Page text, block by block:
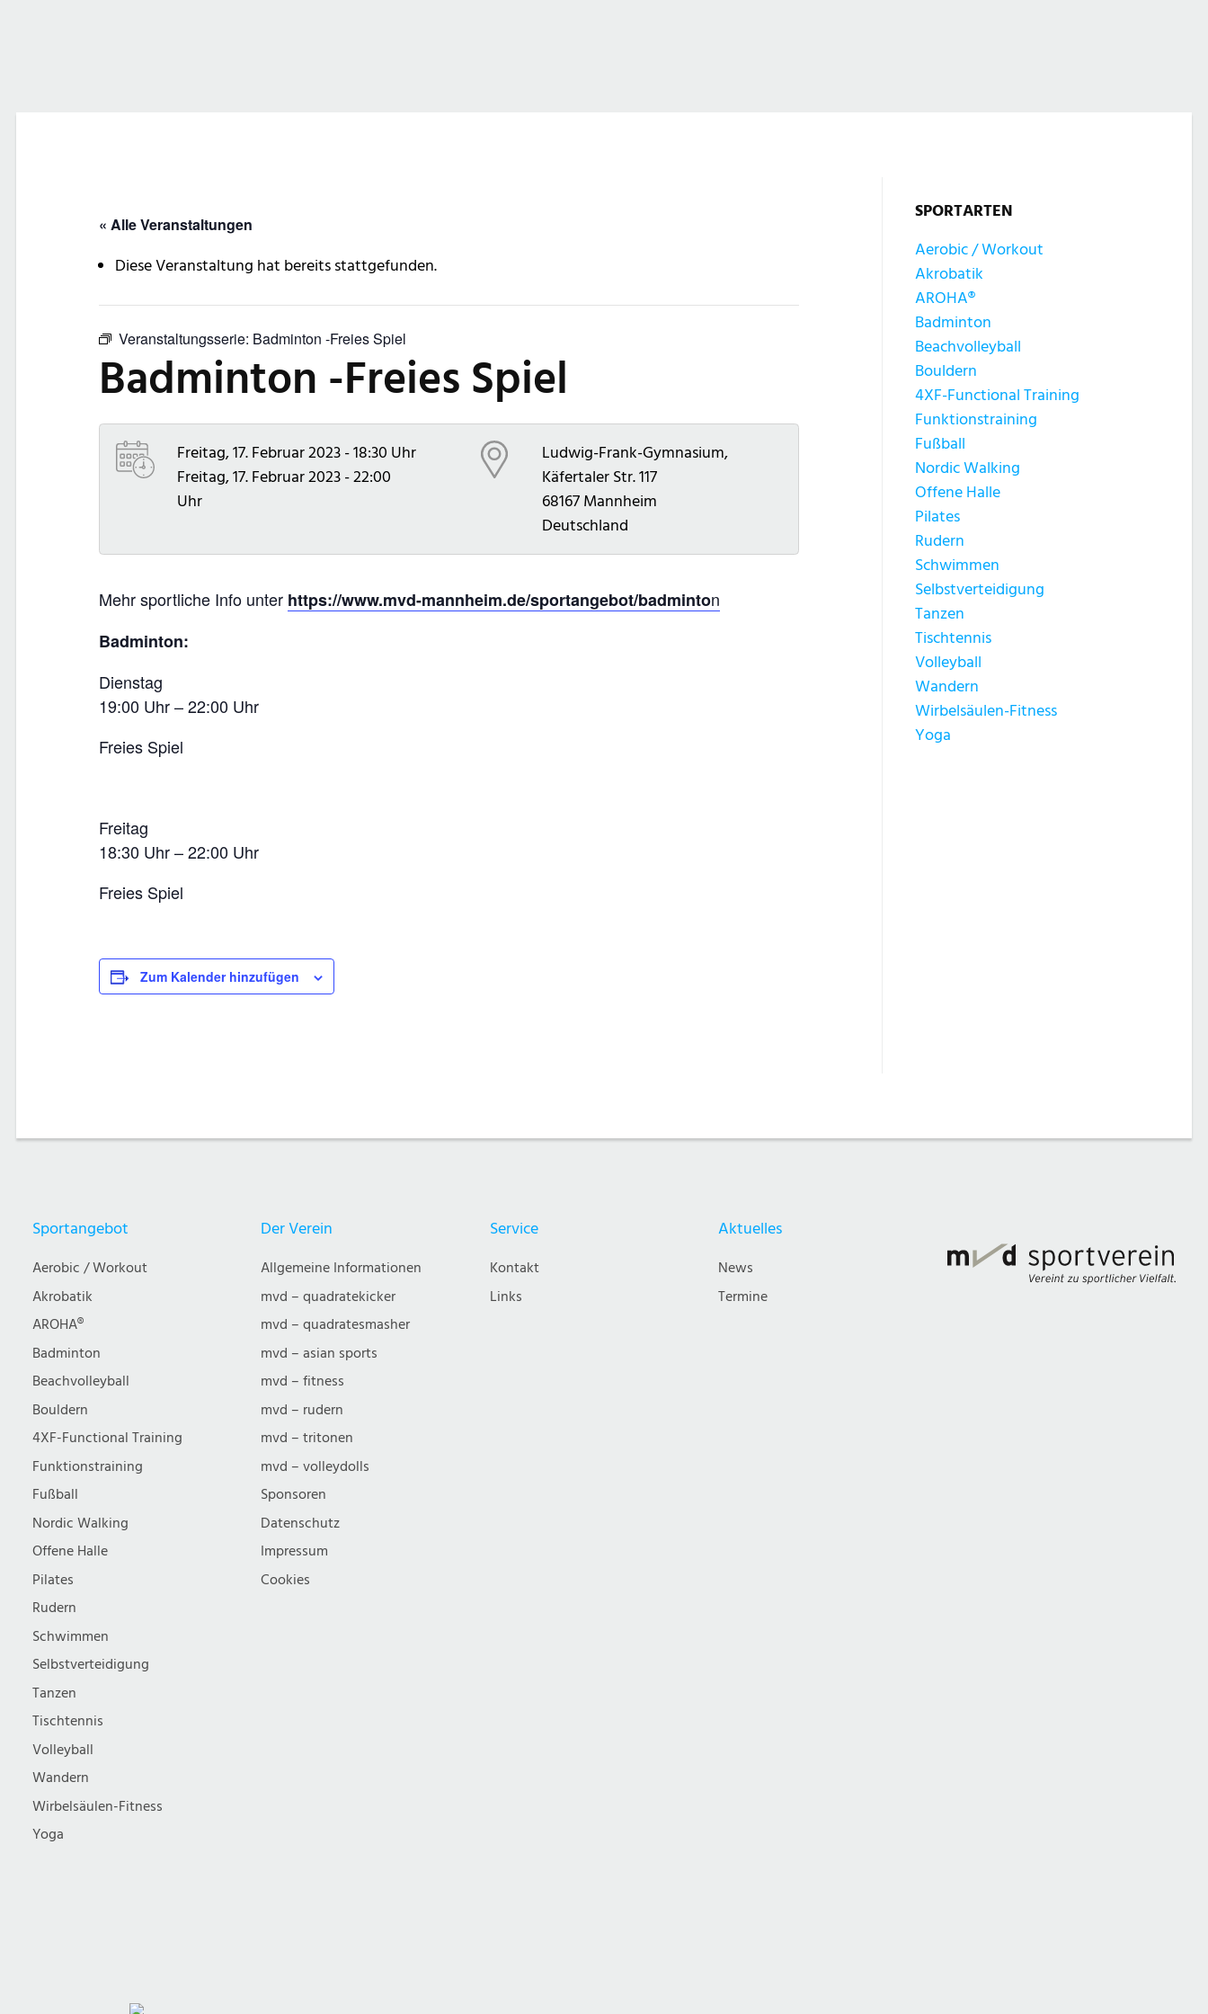
« Alle Veranstaltungen
Diese Veranstaltung hat bereits stattgefunden.
Veranstaltungsserie: Badminton -Freies Spiel
Badminton -Freies Spiel
Freitag, 17. Februar 2023 - 18:30 Uhr
Freitag, 17. Februar 2023 - 22:00
Uhr
Ludwig-Frank-Gymnasium,
Käfertaler Str. 117
68167 Mannheim
Deutschland
Mehr sportliche Info unter https://www.mvd-mannheim.de/sportangebot/badminton
Badminton:
Dienstag
19:00 Uhr – 22:00 Uhr
Freies Spiel
Freitag
18:30 Uhr – 22:00 Uhr
Freies Spiel
Zum Kalender hinzufügen
SPORTARTEN
Aerobic / Workout
Akrobatik
AROHA®
Badminton
Beachvolleyball
Bouldern
4XF-Functional Training
Funktionstraining
Fußball
Nordic Walking
Offene Halle
Pilates
Rudern
Schwimmen
Selbstverteidigung
Tanzen
Tischtennis
Volleyball
Wandern
Wirbelsäulen-Fitness
Yoga
Sportangebot
Aerobic / Workout
Akrobatik
AROHA®
Badminton
Beachvolleyball
Bouldern
4XF-Functional Training
Funktionstraining
Fußball
Nordic Walking
Offene Halle
Pilates
Rudern
Schwimmen
Selbstverteidigung
Tanzen
Tischtennis
Volleyball
Wandern
Wirbelsäulen-Fitness
Yoga
Der Verein
Allgemeine Informationen
mvd – quadratekicker
mvd – quadratesmasher
mvd – asian sports
mvd – fitness
mvd – rudern
mvd – tritonen
mvd – volleydolls
Sponsoren
Datenschutz
Impressum
Cookies
Service
Kontakt
Links
Aktuelles
News
Termine